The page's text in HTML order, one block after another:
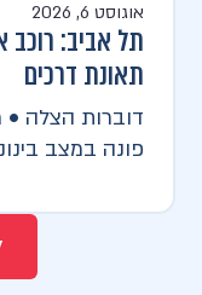
אוגוסט 6, 2026
תל אביב: רוכב
תאונת דרכים
דוברות הצלה •
פונה במצב